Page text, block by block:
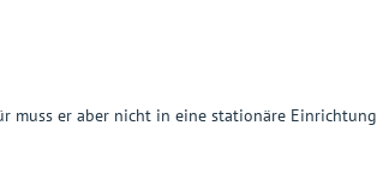
muss er aber nicht in eine stationäre